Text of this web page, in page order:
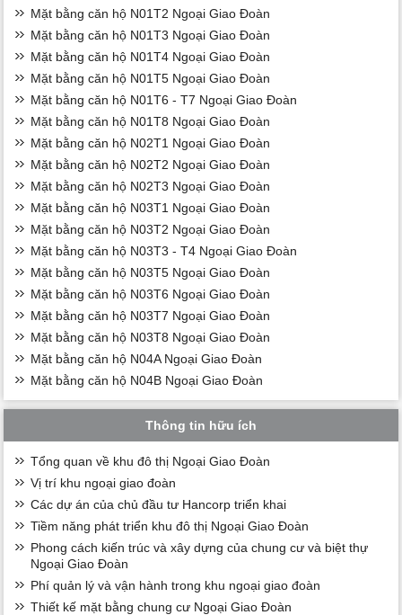
Mặt bằng căn hộ N01T2 Ngoại Giao Đoàn
Mặt bằng căn hộ N01T3 Ngoại Giao Đoàn
Mặt bằng căn hộ N01T4 Ngoại Giao Đoàn
Mặt bằng căn hộ N01T5 Ngoại Giao Đoàn
Mặt bằng căn hộ N01T6 - T7 Ngoại Giao Đoàn
Mặt bằng căn hộ N01T8 Ngoại Giao Đoàn
Mặt bằng căn hộ N02T1 Ngoại Giao Đoàn
Mặt bằng căn hộ N02T2 Ngoại Giao Đoàn
Mặt bằng căn hộ N02T3 Ngoại Giao Đoàn
Mặt bằng căn hộ N03T1 Ngoại Giao Đoàn
Mặt bằng căn hộ N03T2 Ngoại Giao Đoàn
Mặt bằng căn hộ N03T3 - T4 Ngoại Giao Đoàn
Mặt bằng căn hộ N03T5 Ngoại Giao Đoàn
Mặt bằng căn hộ N03T6 Ngoại Giao Đoàn
Mặt bằng căn hộ N03T7 Ngoại Giao Đoàn
Mặt bằng căn hộ N03T8 Ngoại Giao Đoàn
Mặt bằng căn hộ N04A Ngoại Giao Đoàn
Mặt bằng căn hộ N04B Ngoại Giao Đoàn
Thông tin hữu ích
Tổng quan về khu đô thị Ngoại Giao Đoàn
Vị trí khu ngoại giao đoàn
Các dự án của chủ đầu tư Hancorp triển khai
Tiềm năng phát triển khu đô thị Ngoại Giao Đoàn
Phong cách kiến trúc và xây dựng của chung cư và biệt thự
Ngoại Giao Đoàn
Phí quản lý và vận hành trong khu ngoại giao đoàn
Thiết kế mặt bằng chung cư Ngoại Giao Đoàn